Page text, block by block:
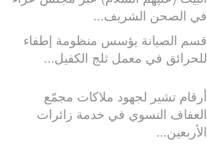
في الصحن الشريف...
قسم الصيانة يؤسس منظومة إطفاء
للحرائق في معمل ثلج الكفيل...
أرقام تشير لجهود ملاكات مجمّع
العفاف النسوي في خدمة زائرات
الأربعين...